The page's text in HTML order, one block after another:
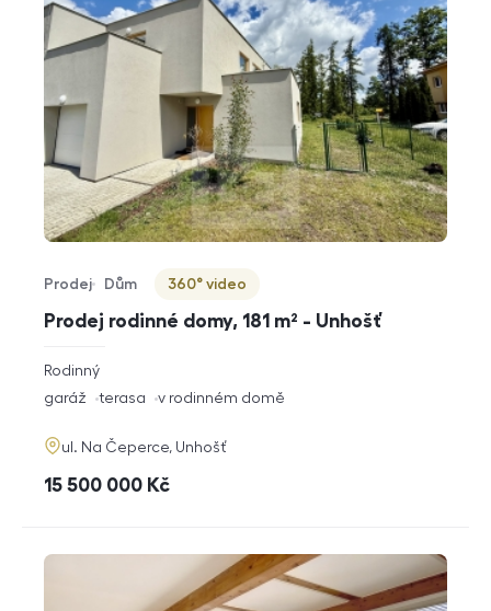
Prodej rodinné domy, 181 m² - Unhošť
Typ nabídky
Prodej
Typ nemovitosti
Dům
Virtuální prohlídka
360° video
rozměry
dispozice
Rodinný
funkce
garáž terasa v rodinném domě
adresa
ul. Na Čeperce, Unhošť
cena
15 500 000 Kč